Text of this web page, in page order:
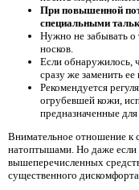
При повышенной
специальными
Нужно не забывать о
носков.
Если обнаружилось,
сразу же заменить ее
Рекомендуется
огрубевшей кожи,
предназначенные
Внимательное отношение к
натоптышами. Но даже если
вышеперечисленных
существенного